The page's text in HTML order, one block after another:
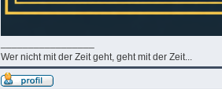
Wer nicht mit der Zeit geht, geht mit der Zeit...